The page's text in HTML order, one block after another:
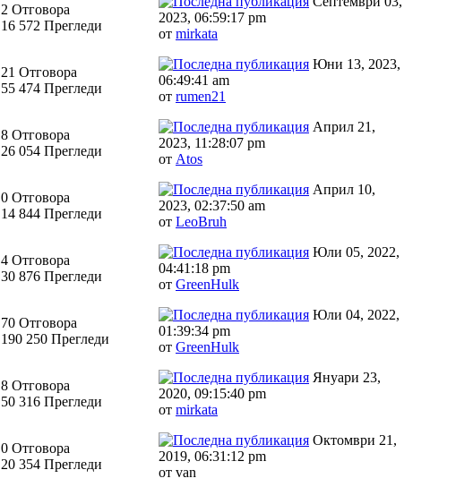
2 Отговора
16 572 Прегледи
2023, 06:59:17 pm
от mirkata
21 Отговора
55 474 Прегледи
Юни 13, 2023,
06:49:41 am
от rumen21
8 Отговора
26 054 Прегледи
Април 21,
2023, 11:28:07 pm
от Аtos
0 Отговора
14 844 Прегледи
Април 10,
2023, 02:37:50 am
от LeoBruh
4 Отговора
30 876 Прегледи
Юли 05, 2022,
04:41:18 pm
от GreenHulk
70 Отговора
190 250 Прегледи
Юли 04, 2022,
01:39:34 pm
от GreenHulk
8 Отговора
50 316 Прегледи
Януари 23,
2020, 09:15:40 pm
от mirkata
0 Отговора
20 354 Прегледи
Октомври 21,
2019, 06:31:12 pm
от van